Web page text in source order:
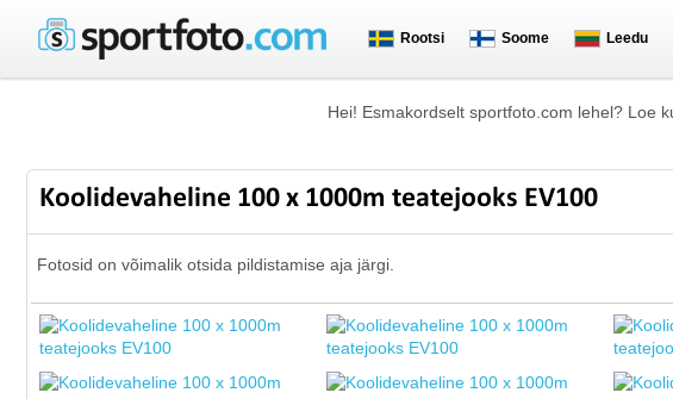
Rootsi Soome Leedu
Hei! Esmakordselt sportfoto.com lehel? Loe
Koolidevaheline 100 x 1000m teatejooks EV100
Fotosid on võimalik otsida pildistamise aja järgi.